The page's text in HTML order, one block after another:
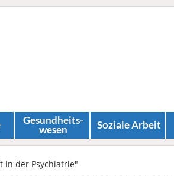
Gesundheits­
wesen Soziale Arbeit
in der Psychiatrie"